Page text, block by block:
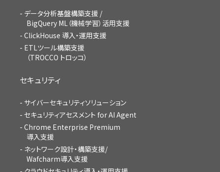
データ分析基盤構築支援 /
BigQuery ML（機械学習）活用支援
ClickHouse 導入・運用支援
ETLツール構築支援
（TROCCO トロッコ）
セキュリティ
サイバーセキュリティソリューション
セキュリティアセスメント for AI Agent
Chrome Enterprise Premium
導入支援
ネットワーク設計・構築支援/
Wafcharm導入支援